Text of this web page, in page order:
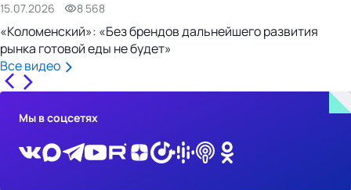
15.07.2026 8 568
«Коломенский»: «Без брендов дальнейшего развития
рынка готовой еды не будет»
Все видео
Мы в соцсетях